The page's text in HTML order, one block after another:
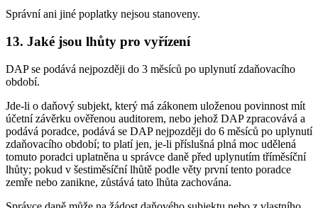
Správní ani jiné poplatky nejsou stanoveny.
13. Jaké jsou lhůty pro vyřízení
DAP se podává nejpozději do 3 měsíců po uplynutí zdaňovacího
období.
Jde-li o daňový subjekt, který má zákonem uloženou povinnost mít
účetní závěrku ověřenou auditorem, nebo jehož DAP zpracovává a
podává poradce, podává se DAP nejpozději do 6 měsíců po uplynutí
zdaňovacího období; to platí jen, je-li příslušná plná moc udělená
tomuto poradci uplatněna u správce daně před uplynutím tříměsíční
lhůty; pokud v šestiměsíční lhůtě podle věty první tento poradce
zemře nebo zanikne, zůstává tato lhůta zachována.